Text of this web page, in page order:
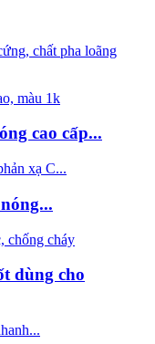
chất pha loãng
cao cấp...
dùng cho